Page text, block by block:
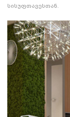
სისუფთავესთან.